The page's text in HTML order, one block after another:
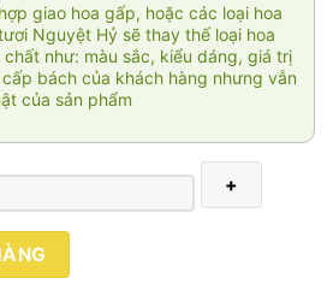
giao hoa gấp, hoặc các loại hoa
Nguyệt Hỷ sẽ thay thế loại hoa
như: màu sắc, kiểu dáng, giá trị
bách của khách hàng nhưng vẫn
của sản phẩm